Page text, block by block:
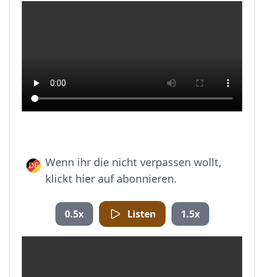
Wenn ihr die nicht verpassen wollt,
klickt hier auf abonnieren.
0.5x Listen 1.5x